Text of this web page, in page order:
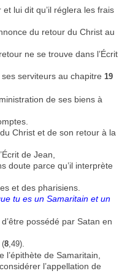
lui dit qu’il réglera les frais
du retour du Christ au
ne se trouve dans l’Écrit
serviteurs au chapitre 19
de ses biens à
Christ et de son retour à la
de Jean,
doute parce qu’il interprète
et des pharisiens.
tu es un Samaritain et un
possédé par Satan en
(8,49)
de Samaritain,
l’appellation de